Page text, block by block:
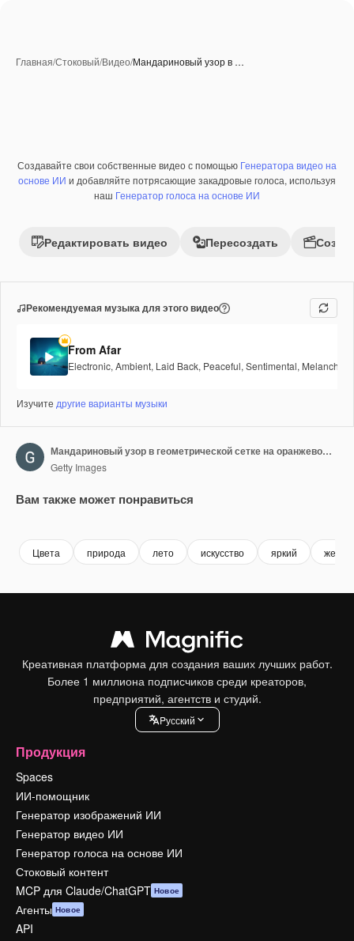
Главная/Стоковый/Видео/Мандариновый узор в …
Премиум
Создавайте свои собственные видео с помощью Генератора видео на
основе ИИ и добавляйте потрясающие закадровые голоса, используя
наш Генератор голоса на основе ИИ
Редактировать видео Пересоздать
Рекомендуемая музыка для этого видео
From Afar
Electronic, Ambient, Laid Back, Peaceful, Sentimental, Melancholic
Изучите другие варианты музыки
Мандариновый узор в геометрической сетке на оранжевом фоне. Простая зацикленная моушн-графика, анимация натуральных фруктов
Getty Images
Вам также может понравиться
Цвета природа лето искусство яркий
Креативная платформа для создания ваших лучших работ.
Более 1 миллиона подписчиков среди креаторов,
предприятий, агентств и студий.
Pусский
Продукция
Spaces
ИИ-помощник
Генератор изображений ИИ
Генератор видео ИИ
Генератор голоса на основе ИИ
Стоковый контент
MCP для Claude/ChatGPT Новое
Агенты Новое
API